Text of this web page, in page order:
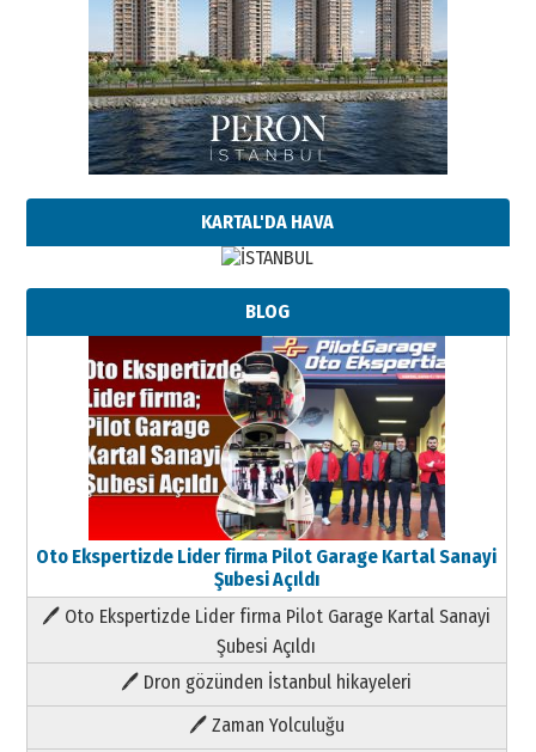
KARTAL'DA HAVA
BLOG
Oto Ekspertizde Lider firma Pilot Garage Kartal Sanayi
Şubesi Açıldı
🖊 Oto Ekspertizde Lider firma Pilot Garage Kartal Sanayi
Şubesi Açıldı
🖊 Dron gözünden İstanbul hikayeleri
🖊 Zaman Yolculuğu